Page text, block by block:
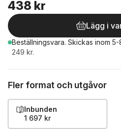
438 kr
Lägg i
Beställningsvara. Skickas inom
249 kr.
Fler format och utgåvor
Inbunden
1 697 kr